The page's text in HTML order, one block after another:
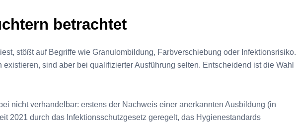
betrachtet
stößt auf Begriffe wie Granulombildung, Farbverschiebung oder Infektionsrisiko.
existieren, sind aber bei qualifizierter Ausführung selten. Entscheidend ist die Wahl
nicht verhandelbar: erstens der Nachweis einer anerkannten Ausbildung (in
2021 durch das Infektionsschutzgesetz geregelt, das Hygienestandards